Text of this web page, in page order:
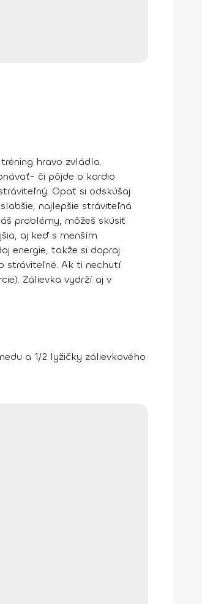
hravo zvládla.
či pôjde o kardio
Opäť si odskúšaj
, najlepšie stráviteľná
problémy, môžeš skúsiť
aj keď s menším
energie, takže si dopraj
stráviteľné. Ak ti nechutí
Zálievka vydrží aj v
a 1/2 lyžičky zálievkového